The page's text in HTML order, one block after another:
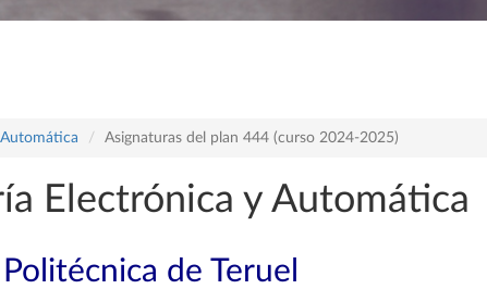
Asignaturas del plan 444 (curso 2024-2025)
Electrónica y Automática
de Teruel